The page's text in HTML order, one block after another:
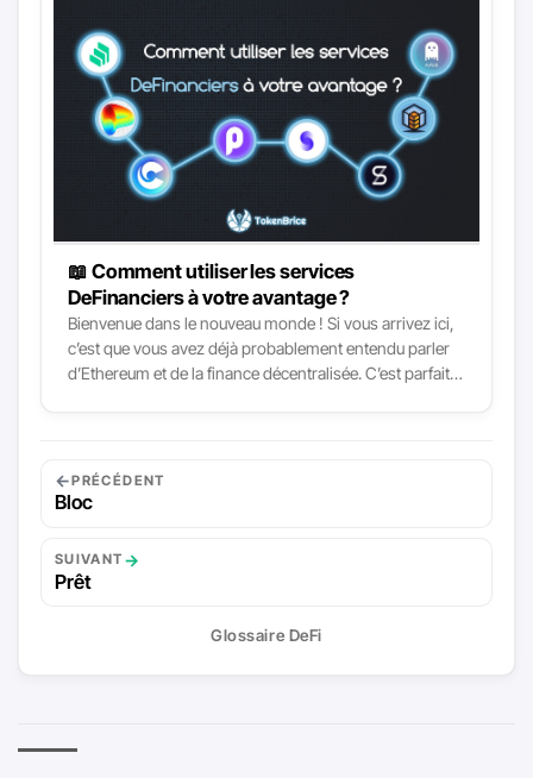
📖 Comment utiliser les services
DeFinanciers à votre avantage ?
Bienvenue dans le nouveau monde ! Si vous arrivez ici,
c’est que vous avez déjà probablement entendu parler
d’Ethereum et de la finance décentralisée. C’est parfait !
permettent de générer un retour grâce à la DeFi, avec
leurs variantes. On commencera par les stratégies de
plus de risques mais sont également bien plus
←PRÉCÉDENT
Bloc
SUIVANT →
Prêt
Glossaire DeFi